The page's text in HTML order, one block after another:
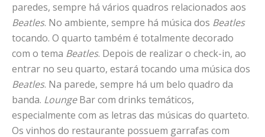
paredes, sempre há vários quadros relacionados aos
Beatles. No ambiente, sempre há música dos Beatles
tocando. O quarto também é totalmente decorado
com o tema Beatles. Depois de realizar o check-in, ao
entrar no seu quarto, estará tocando uma música dos
Beatles. Na parede, sempre há um belo quadro da
banda. LoungeBar com drinks temáticos,
especialmente com as letras das músicas do quarteto.
Os vinhos do restaurante possuem garrafas com